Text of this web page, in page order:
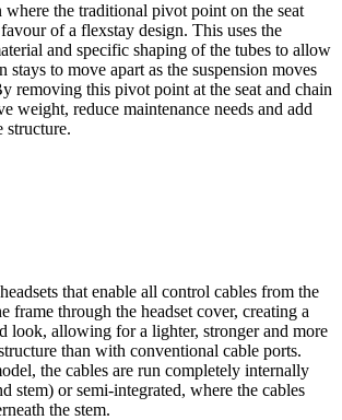
where the traditional pivot point on the seat
of a flexstay design. This uses the
and specific shaping of the tubes to allow
stays to move apart as the suspension moves
removing this pivot point at the seat and chain
weight, reduce maintenance needs and add
structure.
that enable all control cables from the
frame through the headset cover, creating a
look, allowing for a lighter, stronger and more
than with conventional cable ports.
the cables are run completely internally
stem) or semi-integrated, where the cables
the stem.